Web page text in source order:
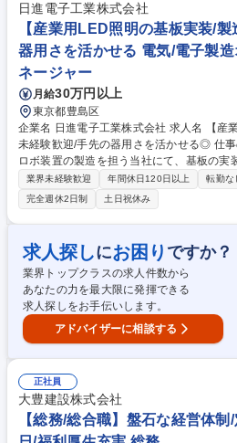
ポート （変更の範囲:当社業務全般） 募集職種 【雇用継続アドバイザー】
★障がい者雇用の社会課題を解決する事業
日進電子工業株式会社
【産業用LED照明の基板実装/
器用さを活かせる 電気/電子製
ネージャー
月給30万円以上
東京都豊島区
企業名 日進電子工業株式会社 求人名 【産業用LED照明の基板実装/製造】
未経験歓迎/手先の器用さを活かせる◎ 仕事の内容 産業用LED照明やスト
ロボ装置の製造を担う当社にて、基板の実
す。はんだごてを使用したパーツの取り付
作業が中心です。 宇宙開発や深海調査でも使われる超精密機器を扱います
が、入社時に専門知識は不要です。基礎か
から一生モノの技術を習得できます。決ま
複数の工程に携わるため、マルチタスクが
を考えながら手際よく作業を進めるのが好
61年の安定した経営基盤のもと、腰を据え
せんか。 募集職種 【産業用LED照明の基板実装/製造】未経験歓迎/手先の
器用さを活かせる◎
業界未経験歓迎 年間休日120日以上 転勤な
完全週休2日制
土日祝休み
求人探しにお困り ですか？
業界トップクラスの求人件数から
あなたの力を最大限に発揮できる
求人探しをお手伝いします。
アドバイザーに相談する
正社員
大豊建設株式会社
【総務/総合職】盤石な経営体